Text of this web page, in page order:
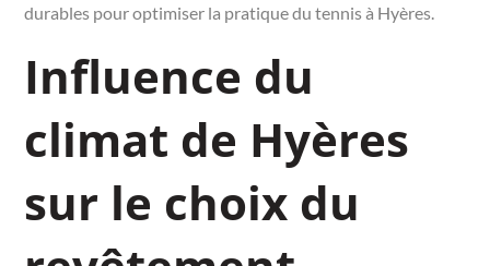
durables pour optimiser la pratique du tennis à Hyères.
Influence du
climat de Hyères
sur le choix du